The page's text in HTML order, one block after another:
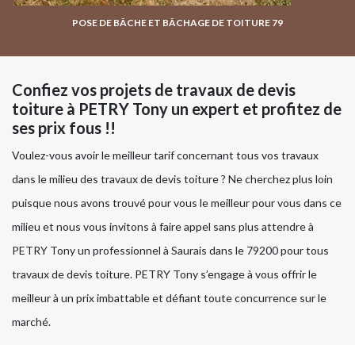
POSE DE BÂCHE ET BÂCHAGE DE TOITURE 79
Confiez vos projets de travaux de devis
toiture à PETRY Tony un expert et profitez de
ses prix fous !!
Voulez-vous avoir le meilleur tarif concernant tous vos travaux
dans le milieu des travaux de devis toiture ? Ne cherchez plus loin
puisque nous avons trouvé pour vous le meilleur pour vous dans ce
milieu et nous vous invitons à faire appel sans plus attendre à
PETRY Tony un professionnel à Saurais dans le 79200 pour tous
travaux de devis toiture. PETRY Tony s’engage à vous offrir le
meilleur à un prix imbattable et défiant toute concurrence sur le
marché.